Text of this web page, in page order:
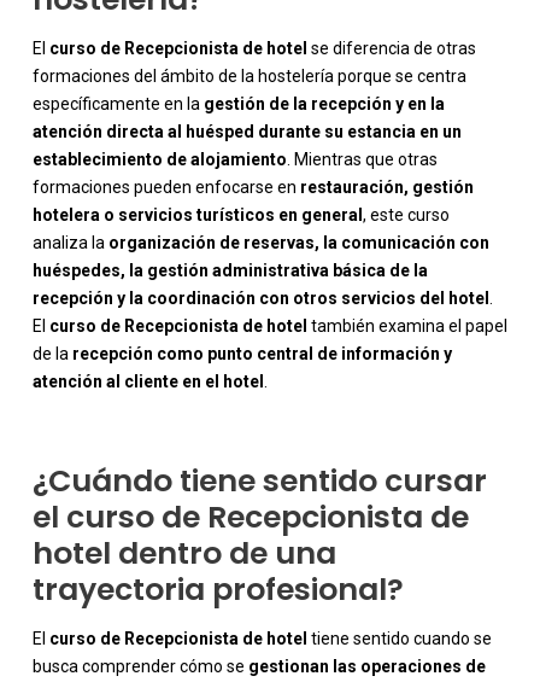
El curso de Recepcionista de hotel se diferencia de otras
formaciones del ámbito de la hostelería porque se centra
específicamente en la gestión de la recepción y en la
atención directa al huésped durante su estancia en un
establecimiento de alojamiento . Mientras que otras
formaciones pueden enfocarse en restauración, gestión
hotelera o servicios turísticos en general , este curso
analiza la organización de reservas, la comunicación con
huéspedes, la gestión administrativa básica de la
recepción y la coordinación con otros servicios del hotel
El curso de Recepcionista de hotel también examina el papel
de la recepción como punto central de información y
atención al cliente en el hotel
-
¿Cuándo tiene sentido cursar
el curso de Recepcionista de
hotel dentro de una
trayectoria profesional?
El curso de Recepcionista de hotel tiene sentido cuando se
busca comprender cómo se gestionan las operaciones de